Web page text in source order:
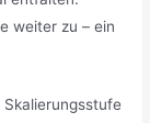
weiter zu – ein